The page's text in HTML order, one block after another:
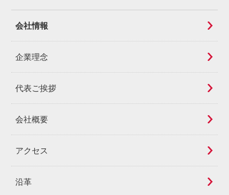
会社情報
企業理念
代表ご挨拶
会社概要
アクセス
沿革